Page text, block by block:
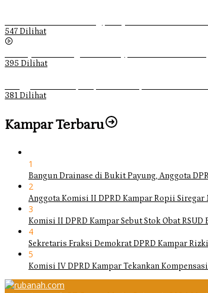
547 Dilihat
395 Dilihat
381 Dilihat
Kampar Terbaru
1
Bangun Drainase di Bukit Payung, Anggota
2
Anggota Komisi II DPRD Kampar Ropii
3
Komisi II DPRD Kampar Sebut Stok Obat
4
Sekretaris Fraksi Demokrat DPRD Kampar
5
Komisi IV DPRD Kampar Tekankan